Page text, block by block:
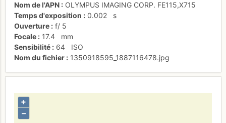
Nom de l'APN
OLYMPUS IMAGING CORP. FE115,X715
Temps d'exposition
0.002
s
Ouverture
f/ 5
Focale
17.4
mm
Sensibilité
64
ISO
Nom du fichier
1350918595_1887116478.jpg
+
–